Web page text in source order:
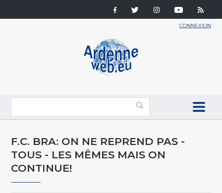
CONNEXION
F.C. BRA: ON NE REPREND PAS -
TOUS - LES MÊMES MAIS ON
CONTINUE!